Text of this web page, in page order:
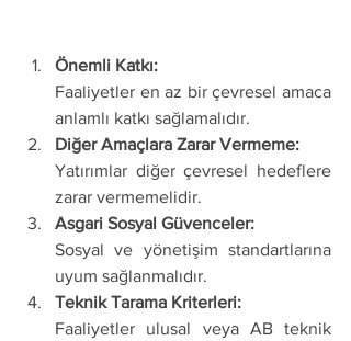
Önemli Katkı:
Faaliyetler en az bir çevresel amaca
anlamlı katkı sağlamalıdır.
Diğer Amaçlara Zarar Vermeme:
Yatırımlar diğer çevresel hedeflere
zarar vermemelidir.
Asgari Sosyal Güvenceler:
Sosyal ve yönetişim standartlarına
uyum sağlanmalıdır.
Teknik Tarama Kriterleri:
Faaliyetler ulusal veya AB teknik